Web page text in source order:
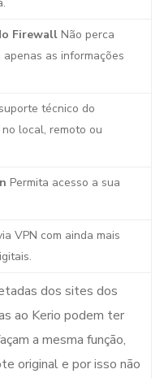
Firewall Não perca
as informações
técnico do
local, remoto ou
Permita acesso a sua
VPN com ainda mais
dos sites dos
ao Kerio podem ter
a mesma função,
original e por isso não